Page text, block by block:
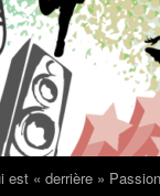
est « derrière »